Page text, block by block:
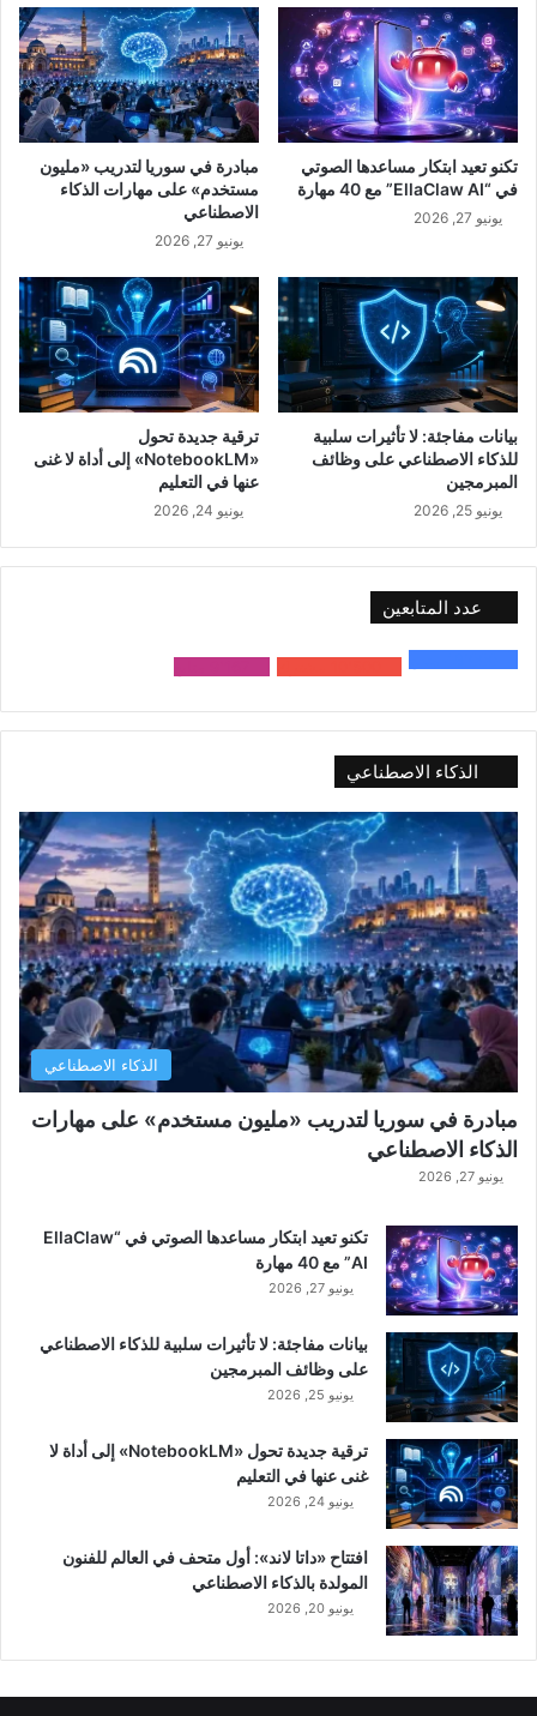
تكنو تعيد ابتكار مساعدها الصوتي
في “EllaClaw AI” مع 40 مهارة
يونيو 27, 2026
مبادرة في سوريا لتدريب «مليون
مستخدم» على مهارات الذكاء
الاصطناعي
يونيو 27, 2026
بيانات مفاجئة: لا تأثيرات سلبية
للذكاء الاصطناعي على وظائف
المبرمجين
يونيو 25, 2026
ترقية جديدة تحول
«NotebookLM» إلى أداة لا غنى
عنها في التعليم
يونيو 24, 2026
عدد المتابعين
الذكاء الاصطناعي
الذكاء الاصطناعي
مبادرة في سوريا لتدريب «مليون مستخدم» على مهارات
الذكاء الاصطناعي
يونيو 27, 2026
تكنو تعيد ابتكار مساعدها الصوتي في “EllaClaw
AI” مع 40 مهارة
يونيو 27, 2026
بيانات مفاجئة: لا تأثيرات سلبية للذكاء الاصطناعي
على وظائف المبرمجين
يونيو 25, 2026
ترقية جديدة تحول «NotebookLM» إلى أداة لا
غنى عنها في التعليم
يونيو 24, 2026
افتتاح «داتا لاند»: أول متحف في العالم للفنون
المولدة بالذكاء الاصطناعي
يونيو 20, 2026